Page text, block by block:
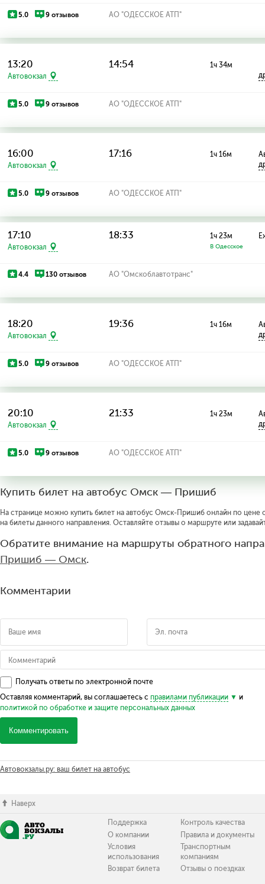
5.0 9 отзывов АО "ОДЕССКОЕ АТП"
13:20
Автовокзал
14:54
1ч 34м
5.0 9 отзывов АО "ОДЕССКОЕ АТП"
16:00
Автовокзал
17:16 1ч 16м
5.0 9 отзывов АО "ОДЕССКОЕ АТП"
17:10
Автовокзал
18:33 1ч 23м
В Одесское
4.4 130 отзывов АО "Омскоблавтотранс"
18:20
Автовокзал
19:36 1ч 16м
5.0 9 отзывов АО "ОДЕССКОЕ АТП"
20:10
Автовокзал
21:33 1ч 23м
5.0 9 отзывов АО "ОДЕССКОЕ АТП"
Купить билет на автобус Омск — Пришиб
На странице можно купить билет на автобус Омск-Пришиб онлайн по цене
на билеты данного направления. Оставляйте отзывы о маршруте или
Обратите внимание на маршруты обратного
Пришиб — Омск.
Комментарии
Получать ответы по электронной почте
Оставляя комментарий, вы соглашаетесь с правилами публикации
и
политикой по обработке и защите персональных данных
Комментировать
Автовокзалы.ру: ваш билет на автобус
Наверх
Поддержка
О компании
Условия
использования
Возврат билета
Контроль качества
Правила и документы
Транспортным
компаниям
Отзывы о поездках